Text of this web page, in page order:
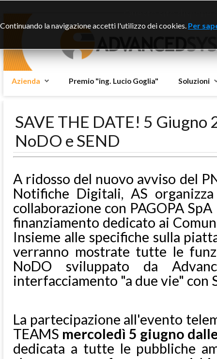
Azienda Premio "ing. Lucio Goglia" Soluzioni
SAVE THE DATE! 5 Giugno
NoDO e SEND
A ridosso del nuovo avviso del
Notifiche Digitali, AS
collaborazione con PAGOPA
finanziamento dedicato ai
Insieme alle specifiche sulla
verranno mostrate tutte le
NoDO sviluppato da
interfacciamento "a due vie" con
La partecipazione all'evento
TEAMS mercoledì 5 giugno
dedicata a tutte le pubbliche
Continuando la navigazione accetti l'utilizzo dei cookies. Per